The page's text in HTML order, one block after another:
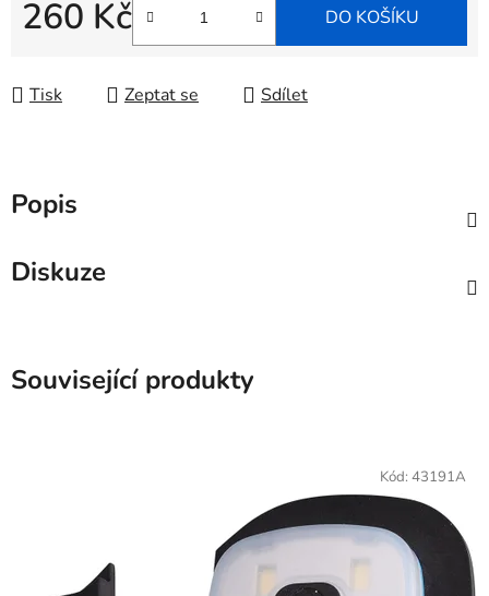
260 Kč DO KOŠÍKU
Tisk Zeptat se Sdílet
Popis
Diskuze
Související produkty
Kód: 43191A